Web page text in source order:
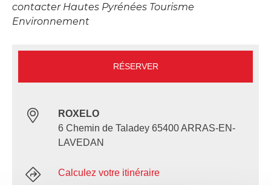
contacter Hautes Pyrénées Tourisme
Environnement
RÉSERVER
ROXELO
6 Chemin de Taladey 65400 ARRAS-EN-
LAVEDAN
Calculez votre itinéraire